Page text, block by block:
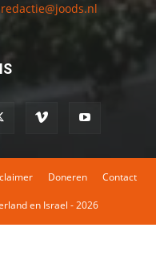
redactie@joods.nl
Doneren Contact
en Israel - 2026